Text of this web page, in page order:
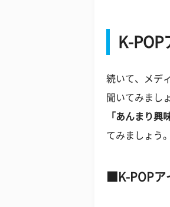
K-
続いて、メデ
聞いてみまし
「あんまり興
てみましょう。
K-POP